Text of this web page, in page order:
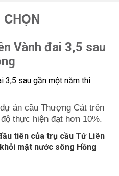
CHỌN
Vành đai 3,5 sau
án cầu Thượng Cát trên
thực hiện đạt hơn 10%.
tiên của trụ cầu Tứ Liên
mặt nước sông Hồng